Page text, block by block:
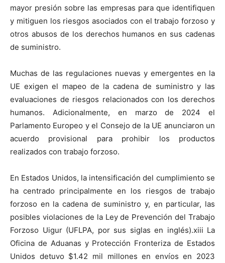
mayor presión sobre las empresas para que identifiquen
y mitiguen los riesgos asociados con el trabajo forzoso y
otros abusos de los derechos humanos en sus cadenas
de suministro.
Muchas de las regulaciones nuevas y emergentes en la
UE exigen el mapeo de la cadena de suministro y las
evaluaciones de riesgos relacionados con los derechos
humanos. Adicionalmente, en marzo de 2024 el
Parlamento Europeo y el Consejo de la UE anunciaron un
acuerdo provisional para prohibir los productos
realizados con trabajo forzoso.
En Estados Unidos, la intensificación del cumplimiento se
ha centrado principalmente en los riesgos de trabajo
forzoso en la cadena de suministro y, en particular, las
posibles violaciones de la Ley de Prevención del Trabajo
Forzoso Uigur (UFLPA, por sus siglas en inglés).xiii La
Oficina de Aduanas y Protección Fronteriza de Estados
Unidos detuvo $1.42 mil millones en envíos en 2023